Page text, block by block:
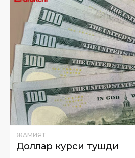
ЖАМИЯТ
Доллар курси тушди